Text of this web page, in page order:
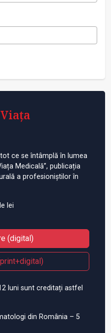
ce se întâmplă în lumea
Medicală”, publicația
a profesioniștilor în
lei
(digital)
luni sunt creditați astfel
din România – 5